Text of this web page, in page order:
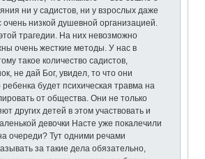
ни у садистов, ни у взрослых даже
низкой душевной организацией.
трагедии. На них невозможно
очень жесткие методы. У нас в
такое количество садистов,
не дай Бог, увидел, то что они
будет психическая травма на
от общества. Они не только
других детей в этом участвовать и
девочки Насте уже покалечили
очереди? Тут одними речами
за такие дела обязательно,